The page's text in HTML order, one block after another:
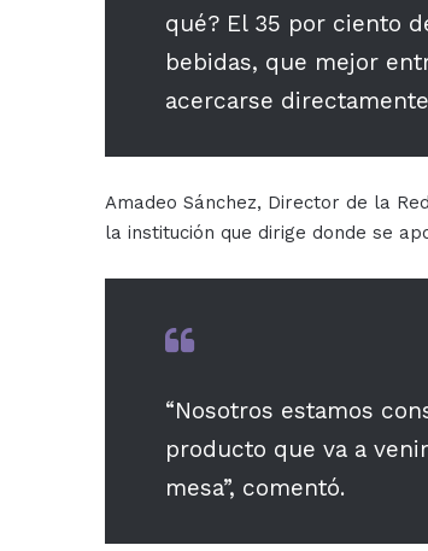
qué? El 35 por ciento
bebidas, que mejor
acercarse
Amadeo Sánchez, Director de la
la institución que dirige donde se
“Nosotros estamos
producto que va a
mesa”, comentó.